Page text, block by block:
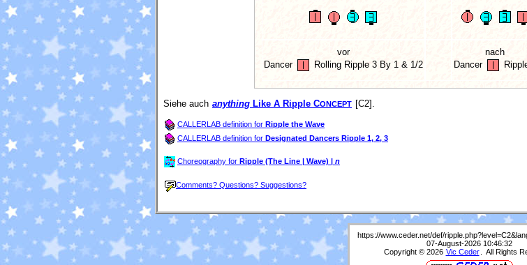
vor
Dancer
Rolling Ripple 3 By 1 & 1/2
nach
Dancer
Siehe auch anything Like A Ripple CONCEPT [C2].
CALLERLAB definition for Ripple the Wave
CALLERLAB definition for Designated Dancers Ripple 1, 2, 3
Choreography for Ripple (The Line | Wave) | n
Comments? Questions? Suggestions?
https://www.ceder.net/def/
07-August-2026 10:46:32
Copyright © 2026 Vic Ceder . All Rights